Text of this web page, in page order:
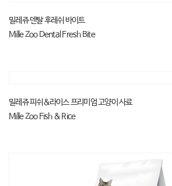
밀레쥬 덴탈 후레쉬 바이트
Mille Zoo Dental Fresh Bite
밀레쥬 피쉬&라이스 프리미엄 고양이 사료
Mille Zoo Fish & Rice